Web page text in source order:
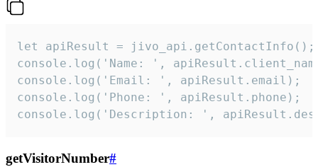
let apiResult = jivo_api.getContactInfo();
console.log('Name: ',
console.log('Email: ', apiResult.email);
console.log('Phone: ', apiResult.phone);
console.log('Description: ',
getVisitorNumber#